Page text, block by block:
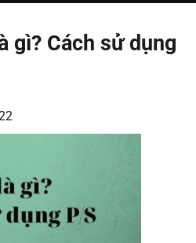
gì? Cách sử dụng